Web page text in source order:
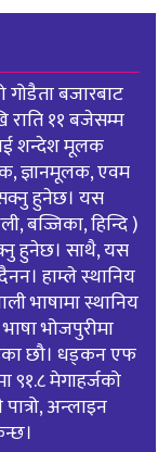
बजारबाट
राति ११ बजेसम्म
शन्देश मूलक
ज्ञानमूलक, एवम
हुनेछ। यस
बज्जिका, हिन्दि )
हुनेछ। साथै, यस
हाम्ले स्थानिय
भाषामा स्थानिय
भोजपुरीमा
छौ। धड्कन एफ
९१.८ मेगाहर्जको
अन्लाइन